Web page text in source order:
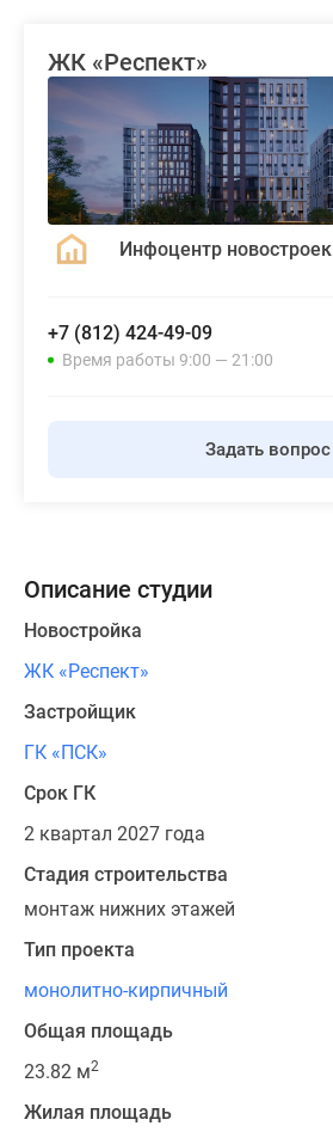
ЖК «Респект»
Инфоцентр новостроек
+7 (812) 424-49-09
Время работы 9:00 — 21:00
Задать вопрос
Описание студии
Новостройка
ЖК «Респект»
Застройщик
ГК «ПСК»
Срок ГК
2 квартал 2027 года
Стадия строительства
монтаж нижних этажей
Тип проекта
монолитно-кирпичный
Общая площадь
23.82 м2
Жилая площадь